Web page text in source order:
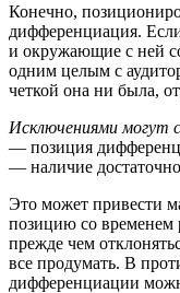
Конечно,
дифференциация.
и окружающие с ней
одним целым с
четкой она ни была,
Исключениями могут
— позиция
— наличие
Это может привести
позицию со временем
прежде чем
все продумать. В
дифференциации